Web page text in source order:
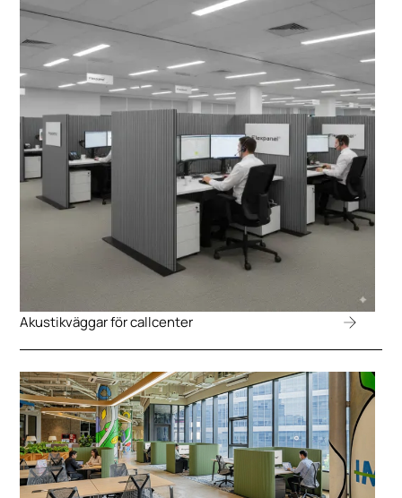
Akustikväggar för callcenter